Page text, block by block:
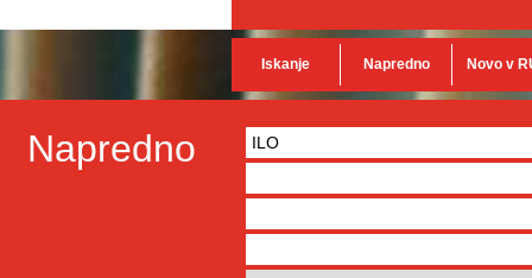
Iskanje Napredno Novo v
Napredno